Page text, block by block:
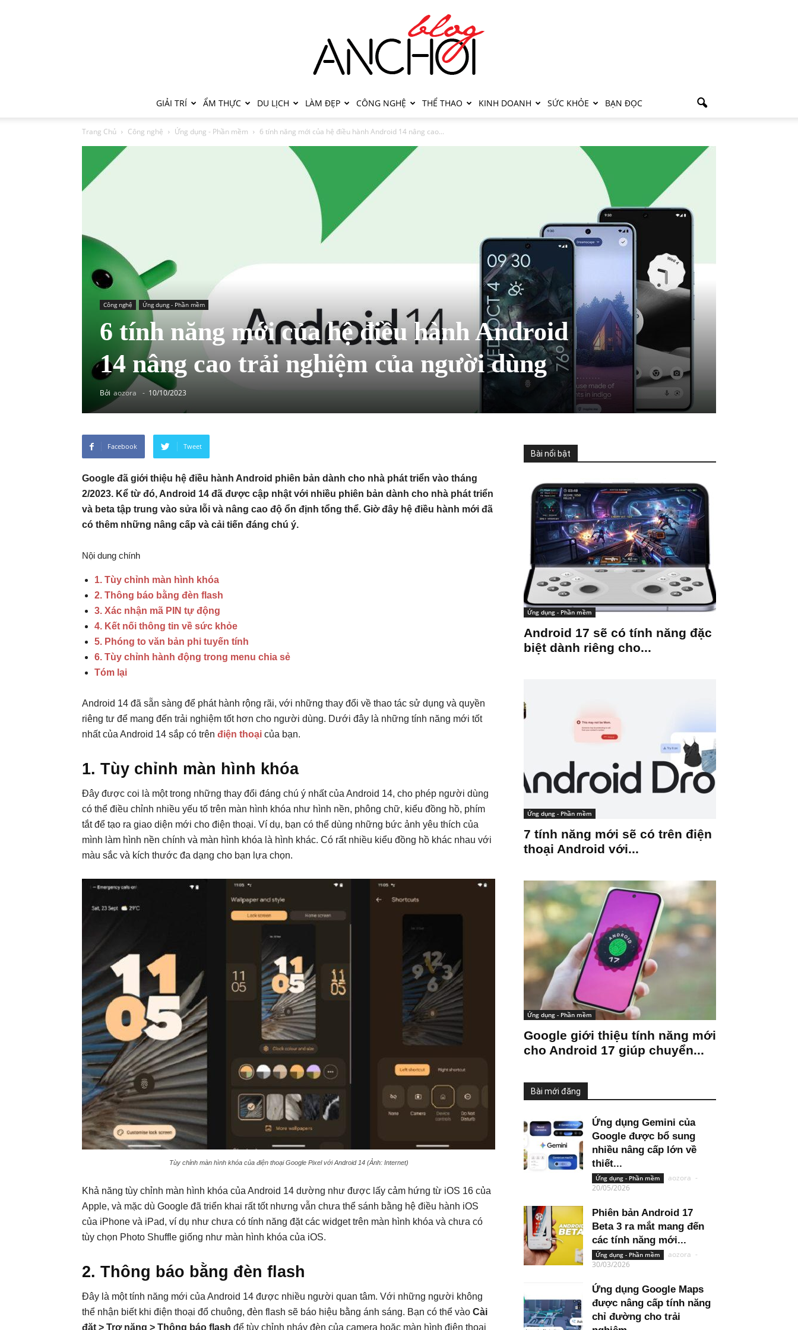
GIẢI TRÍ ẨM THỰC DU LỊCH LÀM ĐẸP CÔNG NGHỆ THỂ THAO KINH DOANH SỨC KHỎE BẠN ĐỌC
Trang Chủ Công nghệ Ứng dụng - Phần mềm 6 tính năng mới của hệ điều hành Android 14 nâng cao...
Công nghệ Ứng dụng - Phần mềm
6 tính năng mới của hệ điều hành Android
14 nâng cao trải nghiệm của người dùng
Bởi aozora - 10/10/2023
Facebook Tweet
Google đã giới thiệu hệ điều hành Android phiên bản dành cho nhà phát triển vào tháng
2/2023. Kể từ đó, Android 14 đã được cập nhật với nhiều phiên bản dành cho nhà phát triển
và beta tập trung vào sửa lỗi và nâng cao độ ổn định tổng thể. Giờ đây hệ điều hành mới đã
có thêm những nâng cấp và cải tiến đáng chú ý.
Nội dung chính
1. Tùy chỉnh màn hình khóa
2. Thông báo bằng đèn flash
3. Xác nhận mã PIN tự động
4. Kết nối thông tin về sức khỏe
5. Phóng to văn bản phi tuyến tính
6. Tùy chỉnh hành động trong menu chia sẻ
Tóm lại
Android 14 đã sẵn sàng để phát hành rộng rãi, với những thay đổi về thao tác sử dụng và quyền
riêng tư để mang đến trải nghiệm tốt hơn cho người dùng. Dưới đây là những tính năng mới tốt
nhất của Android 14 sắp có trên điện thoại của bạn.
1. Tùy chỉnh màn hình khóa
Đây được coi là một trong những thay đổi đáng chú ý nhất của Android 14, cho phép người dùng
có thể điều chỉnh nhiều yếu tố trên màn hình khóa như hình nền, phông chữ, kiểu đồng hồ, phím
tắt để tạo ra giao diện mới cho điện thoại. Ví dụ, bạn có thể dùng những bức ảnh yêu thích của
mình làm hình nền chính và màn hình khóa là hình khác. Có rất nhiều kiểu đồng hồ khác nhau với
màu sắc và kích thước đa dạng cho bạn lựa chọn.
Tùy chỉnh màn hình khóa của điện thoại Google Pixel với Android 14 (Ảnh: Internet)
Khả năng tùy chỉnh màn hình khóa của Android 14 dường như được lấy cảm hứng từ iOS 16 của
Apple, và mặc dù Google đã triển khai rất tốt nhưng vẫn chưa thể sánh bằng hệ điều hành iOS
của iPhone và iPad, ví dụ như chưa có tính năng đặt các widget trên màn hình khóa và chưa có
tùy chọn Photo Shuffle giống như màn hình khóa của iOS.
2. Thông báo bằng đèn flash
Đây là một tính năng mới của Android 14 được nhiều người quan tâm. Với những người không
thể nhận biết khi điện thoại đổ chuông, đèn flash sẽ báo hiệu bằng ánh sáng. Bạn có thể vào Cài
đặt > Trợ năng > Thông báo flash để tùy chỉnh nháy đèn của camera hoặc màn hình điện thoại
Bài nổi bật
Ứng dụng - Phần mềm
Android 17 sẽ có tính năng đặc
biệt dành riêng cho...
Ứng dụng - Phần mềm
7 tính năng mới sẽ có trên điện
thoại Android với...
Ứng dụng - Phần mềm
Google giới thiệu tính năng mới
cho Android 17 giúp chuyển...
Bài mới đăng
Ứng dụng Gemini của
Google được bổ sung
nhiều nâng cấp lớn về
thiết...
Ứng dụng - Phần mềm aozora -
20/05/2026
Phiên bản Android 17
Beta 3 ra mắt mang đến
các tính năng mới...
Ứng dụng - Phần mềm aozora -
30/03/2026
Ứng dụng Google Maps
được nâng cấp tính năng
chỉ đường cho trải